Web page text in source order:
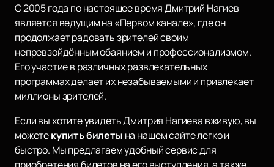
С 2005 года по настоящее время Дмитрий Нагиев
является ведущим на «Первом канале», где он
продолжает радовать зрителей своим
непревзойдённым обаянием и профессионализмом.
Его участие в различных развлекательных
программах делает их незабываемыми и привлекает
миллионы зрителей.
Если вы хотите увидеть Дмитрия Нагиева вживую, вы
можетекупить билеты на нашем сайте легко и
быстро. Мы предлагаем удобный сервис для